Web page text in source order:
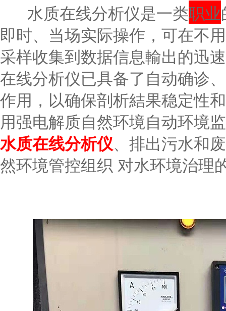
水质在线分析仪是一类职业
即时、当场实际操作，可在不
采样收集到数据信息輸出的迅
在线分析仪已具备了自动确诊
作用，以确保剖析結果稳定性
用强电解质自然环境自动环境
水质在线分析仪、排出污水和
然环境管控组织 对水环境治理